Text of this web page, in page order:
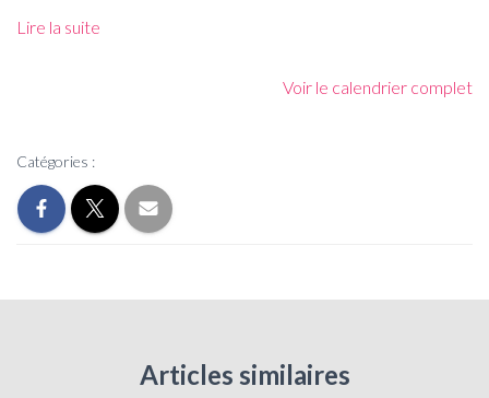
Lire la suite
Voir le calendrier complet
Catégories :
Articles similaires